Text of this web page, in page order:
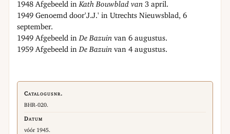
1948 Afgebeeld inKath Bouwblad van3 april.
1949 Genoemd door'J.J.' in Utrechts Nieuwsblad, 6
september.
1949 Afgebeeld inDe Bazuin van 6 augustus.
1959 Afgebeeld inDe Bazuinvan 4 augustus.
Catalogusnr.
BHR-020.
Datum
vóór 1945.